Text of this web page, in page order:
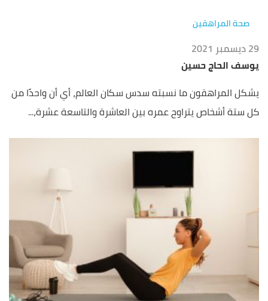
صحة المراهقين
29 ديسمبر 2021
يوسف الحاج حسين
يشكل المراهقون ما نسبته سدس سكان العالم، أي أن واحدًا من
كل ستة أشخاص يتراوح عمره بين العاشرة والتاسعة عشرة،...